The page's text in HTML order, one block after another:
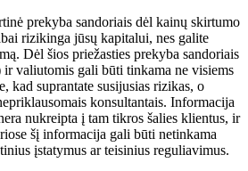
prekyba sandoriais dėl kainų skirtumo
rizikinga jūsų kapitalui, nes galite
Dėl šios priežasties prekyba sandoriais
valiutomis gali būti tinkama ne visiems
kad suprantate susijusias rizikas, o
konsultantais. Informacija
nukreipta į tam tikros šalies klientus, ir
šį informacija gali būti netinkama
įstatymus ar teisinius reguliavimus.